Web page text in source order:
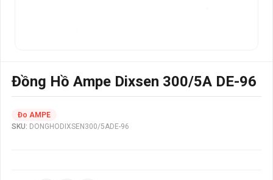
Đồng Hồ Ampe Dixsen 300/5A DE-96
SKU: DONGHODIXSEN300/5ADE-96
Đo AMPE